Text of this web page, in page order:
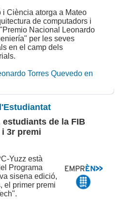
Ciència atorga a Mateo
de computadors i
Nacional Leonardo
per les seves
en el camp dels
Torres Quevedo en
estudiants de la FIB
3r premi
Yuzz està
Programa
sisena edició,
el primer premi